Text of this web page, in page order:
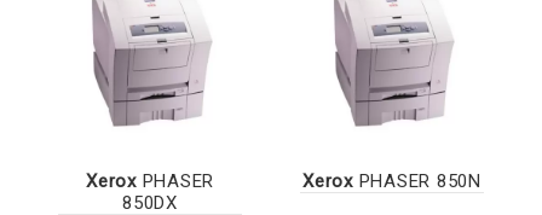
XeroxPHASER
850DX
XeroxPHASER 850N